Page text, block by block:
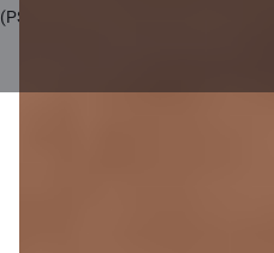
(PSD2)